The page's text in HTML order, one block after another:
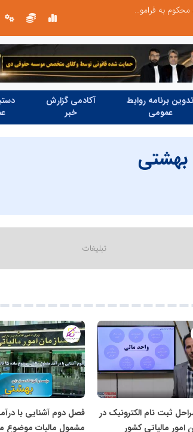
نوآوری و خلاقیت در آموزش رانندگی؛ سرمایه‌گذاری هوشمندانه برای کاهش آسیب‌های اجتماعی و ارتقای ایمنی جامعه نوآوری و یادگیری دیجیتال؛ کلید
تدوین برنامه روابط
عمومی
آکادمی گزارش
خبر
ثبت نام الکترونیک در
امور مالیاتی کشور
فصل دوم آشنایی با
آکادمی
تخصصی
حسابداری
بهشتی